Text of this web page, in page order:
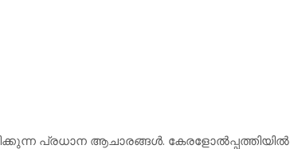
പ്രധാന ആചാരങ്ങള്‍. കേരളോല്‍പ്പത്തിയില്‍